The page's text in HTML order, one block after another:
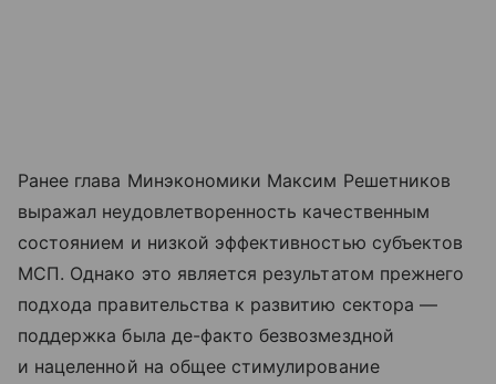
Ранее глава Минэкономики Максим Решетников
выражал неудовлетворенность качественным
состоянием и низкой эффективностью субъектов
МСП. Однако это является результатом прежнего
подхода правительства к развитию сектора —
поддержка была де-факто безвозмездной
и нацеленной на общее стимулирование